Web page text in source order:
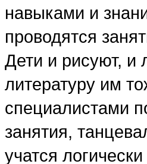
навыками и
проводятся
Дети и рисуют, и
литературу им
специалистами
занятия,
учатся